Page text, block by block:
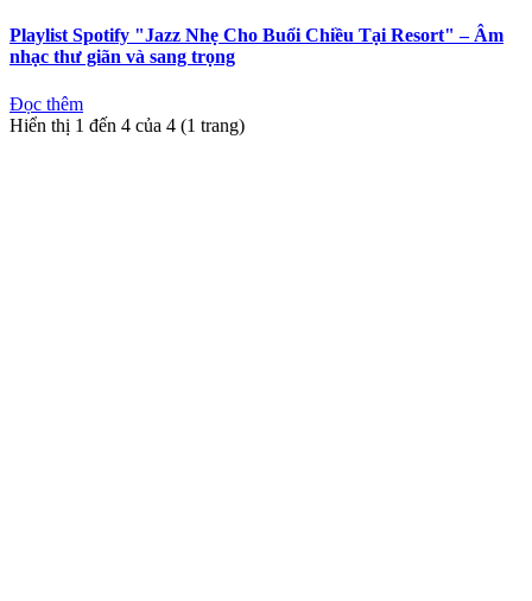
Playlist Spotify "Jazz Nhẹ Cho Buổi Chiều Tại Resort" – Âm
nhạc thư giãn và sang trọng
Đọc thêm
Hiển thị 1 đến 4 của 4 (1 trang)